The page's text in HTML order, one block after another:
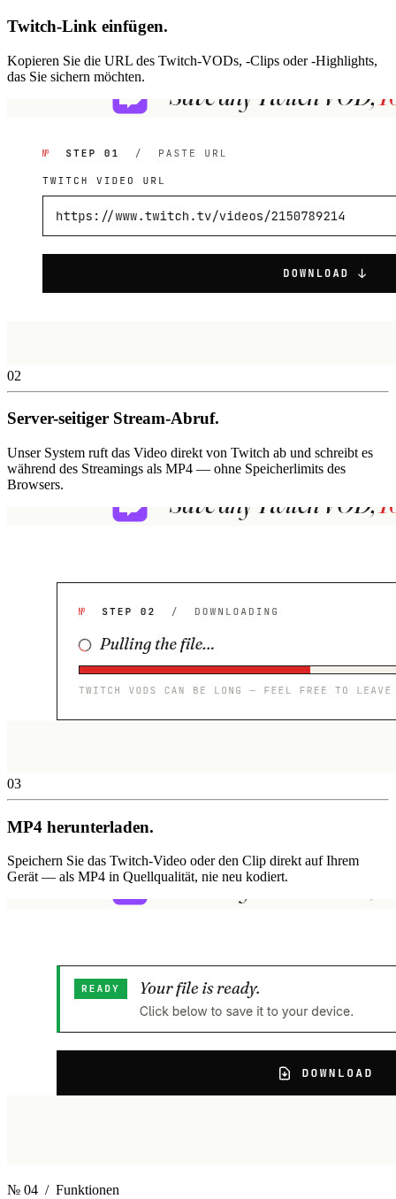
Twitch-Link einfügen.
Kopieren Sie die URL des Twitch-VODs, -Clips oder -Highlights,
das Sie sichern möchten.
02
Server-seitiger Stream-Abruf.
Unser System ruft das Video direkt von Twitch ab und schreibt es
während des Streamings als MP4 — ohne Speicherlimits des
Browsers.
03
MP4 herunterladen.
Speichern Sie das Twitch-Video oder den Clip direkt auf Ihrem
Gerät — als MP4 in Quellqualität, nie neu kodiert.
№ 04 / Funktionen